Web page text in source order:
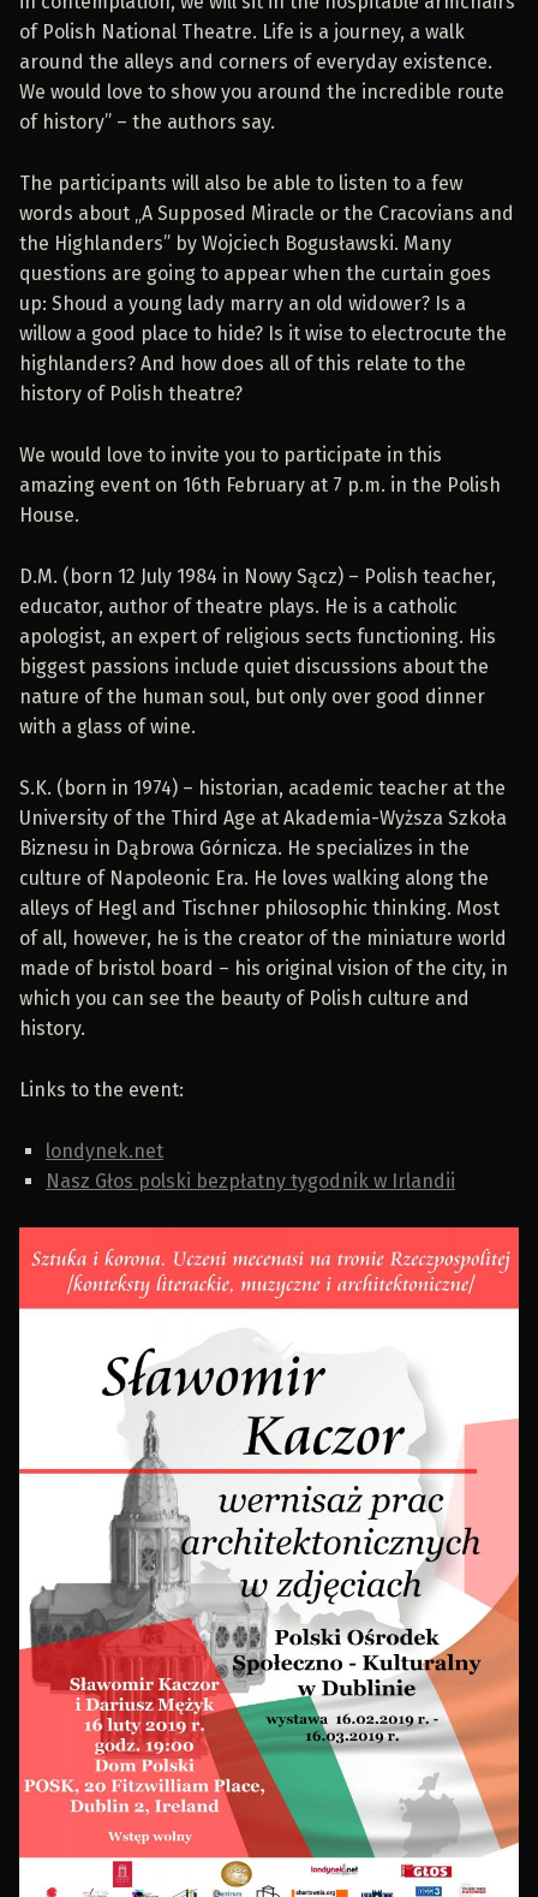
of Polish National Theatre. Life is a journey, a walk
around the alleys and corners of everyday existence.
We would love to show you around the incredible route
of history” – the authors say.
The participants will also be able to listen to a few
words about „A Supposed Miracle or the Cracovians and
the Highlanders” by Wojciech Bogusławski. Many
questions are going to appear when the curtain goes
up: Shoud a young lady marry an old widower? Is a
willow a good place to hide? Is it wise to electrocute the
highlanders? And how does all of this relate to the
history of Polish theatre?
We would love to invite you to participate in this
amazing event on 16th February at 7 p.m. in the Polish
House.
D.M. (born 12 July 1984 in Nowy Sącz) – Polish teacher,
educator, author of theatre plays. He is a catholic
apologist, an expert of religious sects functioning. His
biggest passions include quiet discussions about the
nature of the human soul, but only over good dinner
with a glass of wine.
S.K. (born in 1974) – historian, academic teacher at the
University of the Third Age at Akademia-Wyższa Szkoła
Biznesu in Dąbrowa Górnicza. He specializes in the
culture of Napoleonic Era. He loves walking along the
alleys of Hegl and Tischner philosophic thinking. Most
of all, however, he is the creator of the miniature world
made of bristol board – his original vision of the city, in
which you can see the beauty of Polish culture and
history.
Links to the event:
londynek.net
Nasz Głos polski bezpłatny tygodnik w Irlandii